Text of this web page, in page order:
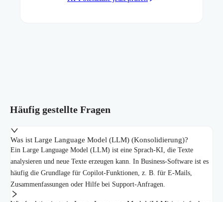
Häufig gestellte Fragen
Was ist Large Language Model (LLM) (Konsolidierung)?
Ein Large Language Model (LLM) ist eine Sprach-KI, die Texte
analysieren und neue Texte erzeugen kann. In Business-Software ist es
häufig die Grundlage für Copilot-Funktionen, z. B. für E-Mails,
Zusammenfassungen oder Hilfe bei Support-Anfragen.